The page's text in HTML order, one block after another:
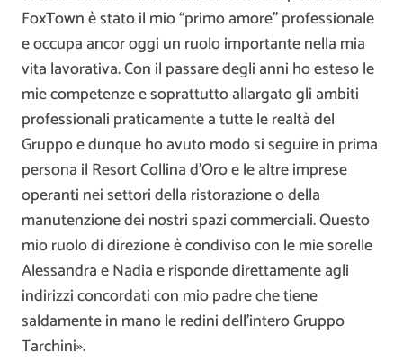
FoxTown è stato il mio “primo amore” professionale
e occupa ancor oggi un ruolo importante nella mia
vita lavorativa. Con il passare degli anni ho esteso le
mie competenze e soprattutto allargato gli ambiti
professionali praticamente a tutte le realtà del
Gruppo e dunque ho avuto modo si seguire in prima
persona il Resort Collina d’Oro e le altre imprese
operanti nei settori della ristorazione o della
manutenzione dei nostri spazi commerciali. Questo
mio ruolo di direzione è condiviso con le mie sorelle
Alessandra e Nadia e risponde direttamente agli
indirizzi concordati con mio padre che tiene
saldamente in mano le redini dell’intero Gruppo
Tarchini».